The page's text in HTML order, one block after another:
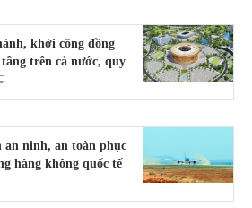
khởi công đồng
trên cả nước, quy
an ninh, an toàn phục
hàng không quốc tế